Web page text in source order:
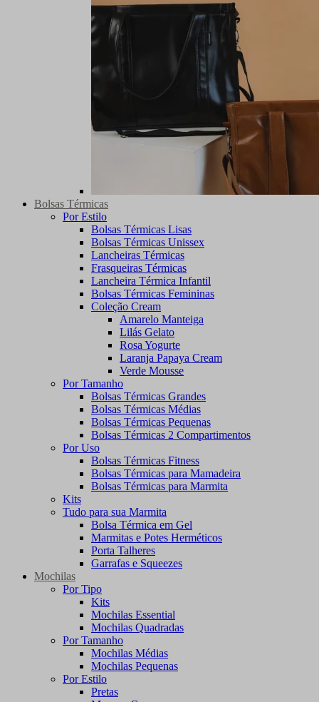
Bolsas Térmicas
Por Estilo
Bolsas Térmicas Lisas
Bolsas Térmicas Unissex
Lancheiras Térmicas
Frasqueiras Térmicas
Lancheira Térmica Infantil
Bolsas Térmicas Femininas
Coleção Cream
Amarelo Manteiga
Lilás Gelato
Rosa Yogurte
Laranja Papaya Cream
Verde Mousse
Por Tamanho
Bolsas Térmicas Grandes
Bolsas Térmicas Médias
Bolsas Térmicas Pequenas
Bolsas Térmicas 2 Compartimentos
Por Uso
Bolsas Térmicas Fitness
Bolsas Térmicas para Mamadeira
Bolsas Térmicas para Marmita
Kits
Tudo para sua Marmita
Bolsa Térmica em Gel
Marmitas e Potes Herméticos
Porta Talheres
Garrafas e Squeezes
Mochilas
Por Tipo
Kits
Mochilas Essential
Mochilas Quadradas
Por Tamanho
Mochilas Médias
Mochilas Pequenas
Por Estilo
Pretas